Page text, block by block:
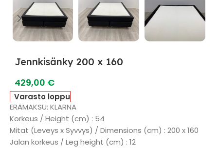
Jennkisänky 200 x 160
429,00 €
Varasto loppu
ERÄMAKSU: KLARNA
Korkeus / Height (cm) : 54
Mitat (Leveys x Syvvys) / Dimensions (cm) : 200 x 160
Jalan korkeus / Leg height (cm) : 12